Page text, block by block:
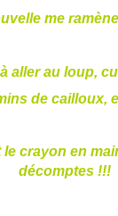
me
aller au loup,
de cailloux,
le crayon en
décomptes !!!